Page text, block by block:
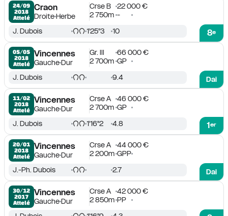
24/09
2018
Attelé
Craon
DroiteHerbe
Crse B
22 000 €
2 750m -
8e
J. Dubois 1'25''3 10
05/05
2018
Attelé
Vincennes
GaucheDur
Gr. III
66 000 €
2 700m GP
Dai
J. Dubois 9.4
11/02
2018
Attelé
Vincennes
GaucheDur
Crse A
46 000 €
2 700m GP
1er
J. Dubois 1'16''2 4.8
20/01
2018
Attelé
Vincennes
GaucheDur
Crse A
44 000 €
2 200m GPP
Dai
J.-Ph. Dubois 2.7
30/12
2017
Attelé
Vincennes
GaucheDur
Crse A
42 000 €
2 850m PP